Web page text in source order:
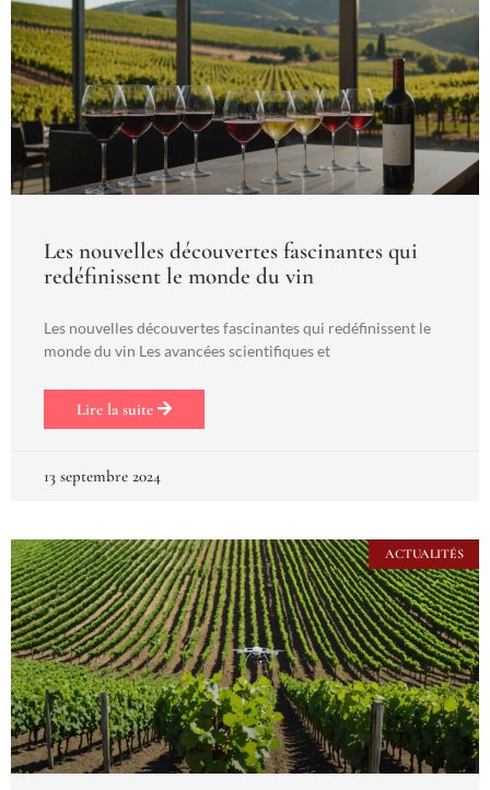
Les nouvelles découvertes fascinantes qui
redéfinissent le monde du vin
Les nouvelles découvertes fascinantes qui redéfinissent le
monde du vin Les avancées scientifiques et
Lire la suite
13 septembre 2024
ACTUALITÉS